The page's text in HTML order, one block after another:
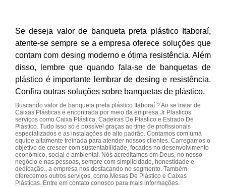
Se deseja valor de banqueta preta plástico Itaboraí,
atente-se sempre se a empresa oferece soluções que
contam com desing moderno e ótima resistência. Além
disso, lembre que quando fala-se de banquetas de
plástico é importante lembrar de desing e resistência.
Confira outras soluções sobre banquetas de plástico.
Buscando valor de banqueta preta plástico Itaboraí ? Ao se tratar de
Caixas Plásticas é encontrada por meio da empresa Jr Plasticos
serviços como Caixa Plástica, Cadeiras De Plástico e Estrado De
Plástico. Tudo isso só é possível graças ao time de profissionais
especializados e as instalações de alto padrão. Contamos com uma
equipe altamente treinada para atender nossos clientes. Carregamos o
objetivo de crescer com sustentabilidade, focados no desenvolvimento
econômico, social e ambiental. Nós acreditamos em Deus, no nosso
negócio e nas pessoas, sempre com simplicidade, honestidade e
dedicação., a empresa nos destacando no segmento. Também
oferecemos outros serviços, como Mesas De Plástico e Caixas
Plásticas. Entre em contato conosco para mais informações.